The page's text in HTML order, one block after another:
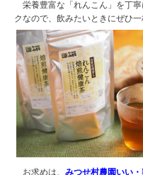
栄養豊富な「れんこん」を丁寧
クなので、飲みたいときにぜひ
お求めは、 みつせ村農園いい